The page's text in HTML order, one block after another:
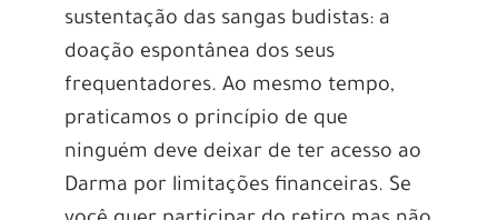
sustentação das sangas budistas: a
doação espontânea dos seus
frequentadores. Ao mesmo tempo,
praticamos o princípio de que
ninguém deve deixar de ter acesso ao
Darma por limitações financeiras. Se